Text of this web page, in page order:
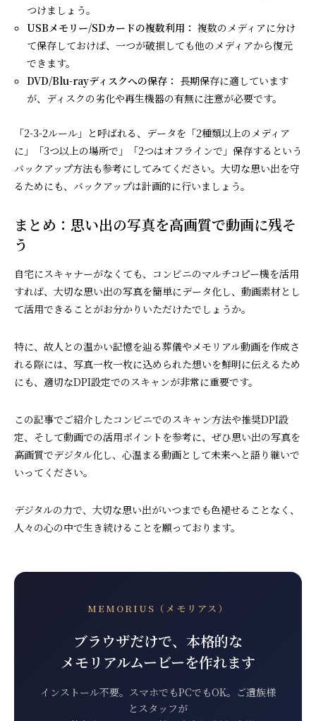
つけましょう。
USBメモリー/SDカードの複数利用： 複数のメディアに分け
て保存しておけば、一つが破損しても他のメディアから復元
できます。
DVD/Blu-rayディスクへの保存： 長期保存に適しています
が、ディスクの劣化や再生機器の有無に注意が必要です。
「2-3-2ルール」と呼ばれる、データを「2種類以上のメディア
に」「3つ以上の場所で」「2つはオフラインで」保存するという
バックアップ方法も参考にしてみてください。大切な思い出を守
るためにも、バックアップは計画的に行いましょう。
まとめ：思い出の写真を高画質で動画に残そ
う
自宅にスキャナーがなくても、コンビニのマルチコピー機を活用
すれば、大切な思い出の写真を簡単にデータ化し、動画素材とし
て活用できることがお分かりいただけたでしょうか。
特に、故人との温かい記憶を辿る葬儀やメモリアル動画を作成さ
れる際には、写真一枚一枚に込められた想いを鮮明に伝えるため
にも、適切なDPI設定でのスキャンが非常に重要です。
この記事でご紹介したコンビニでのスキャン方法や推奨DPI設
定、そして動画での活用ポイントを参考に、ぜひ思い出の写真を
高画質でデジタル化し、心温まる動画として未来へと語り継いで
いってください。
デジタルの力で、大切な思い出がいつまでも色褪せることなく、
人々の心の中で生き続けることを願っております。
MEMORIUS（メモリアス）
ブラウザだけで、本格的な
メモリアルムービーを作れます
インストール不要。スマホでもPCでもOK。ご遺族様
とスタッフが